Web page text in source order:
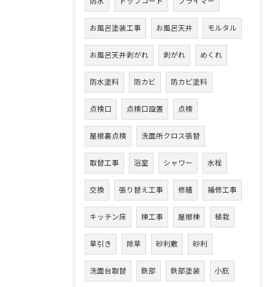
お風呂塗装工事 お風呂天井 モルタル
お風呂天井剥がれ 剥がれ めくれ
防水塗料 防カビ 防カビ塗料
点検口 点検口設置 点検
屋根裏点検 洗面所クロス張替
取替工事 浴室 シャワー 水栓
交換 張り替え工事 修繕 補修工事
キッチン床 棟工事 屋根棟 植栽
草引き 除草 砂利敷 砂利
洗面台取替 鉄部 鉄部塗装 小庇